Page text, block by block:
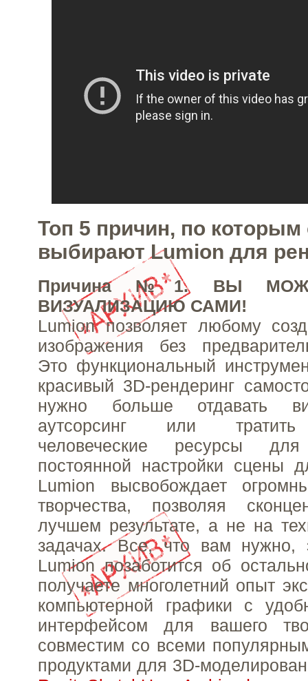
Топ 5 причин, по
выбирают Lumion для
Причина №1. ВЫ
ВИЗУАЛИЗАЦИЮ САМИ!
Lumion позволяет любому
изображения без
Это функциональный
красивый 3D-рендеринг
нужно больше отдавать
аутсорсинг или тратить
человеческие ресурсы
постоянной настройки сцены
Lumion высвобождает
творчества, позволяя
лучшем результате, а не на
задачах. Все, что вам нужно,
Lumion позаботится об
получаете многолетний опыт
компьютерной графики с
интерфейсом для вашего
совместим со всеми
продуктами для 3D-